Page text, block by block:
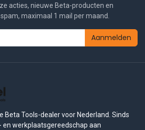
acties, nieuwe Beta-producten en
maximaal 1 mail per maand.
Aanmelden
Beta Tools-dealer voor Nederland. Sinds
en werkplaatsgereedschap aan